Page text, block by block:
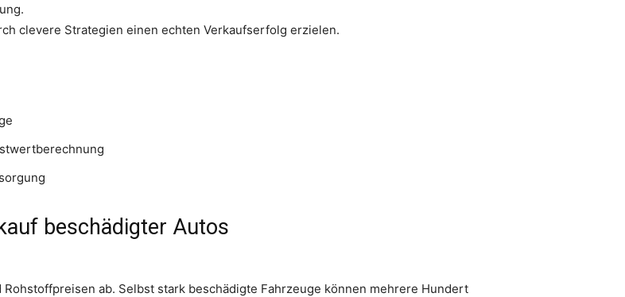
clevere Strategien einen echten Verkaufserfolg erzielen.
beschädigter Autos
ab. Selbst stark beschädigte Fahrzeuge können mehrere Hundert